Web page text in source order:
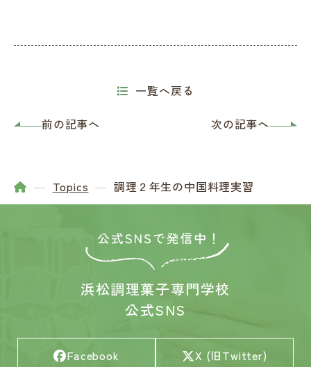
前の記事へ
一覧へ戻る
次の記事へ
Topics 調理２年生の中国料理実習
浜松調理菓子専門学校
公式SNS
Facebook X (旧Twitter)